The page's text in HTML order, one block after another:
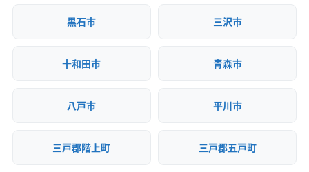
黒石市 三沢市
十和田市 青森市
八戸市 平川市
三戸郡階上町 三戸郡五戸町